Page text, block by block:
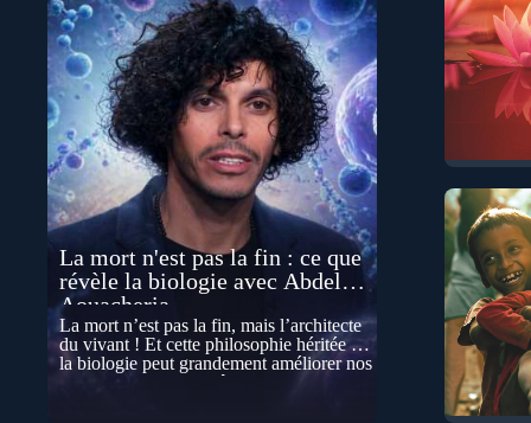
La mort n'est pas la fin : ce que
révèle la biologie avec Abdel
Aouacheria
La mort n’est pas la fin, mais l’architecte
du vivant ! Et cette philosophie héritée de
la biologie peut grandement améliorer nos
vies… Cela peut paraître contre-intuitif, et